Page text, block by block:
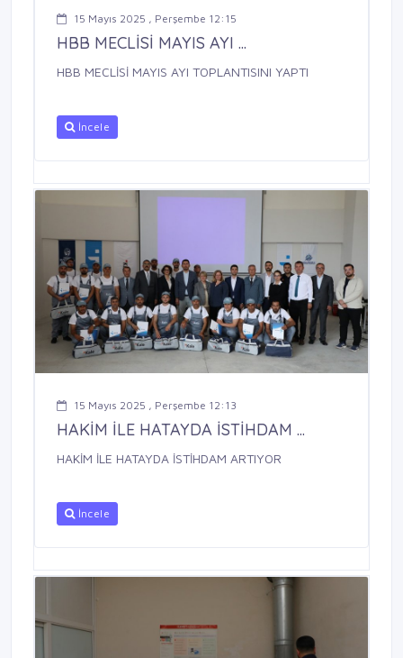
15 Mayıs 2025 , Perşembe 12:15
HBB MECLİSİ MAYIS AYI ...
HBB MECLİSİ MAYIS AYI TOPLANTISINI YAPTI
İncele
15 Mayıs 2025 , Perşembe 12:13
HAKİM İLE HATAYDA İSTİHDAM ...
HAKİM İLE HATAYDA İSTİHDAM ARTIYOR
İncele